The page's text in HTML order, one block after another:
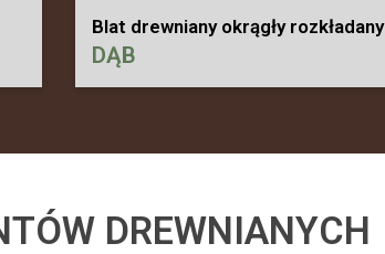
Blat drewniany okrągły rozkładany
DĄB
DREWNIANYCH